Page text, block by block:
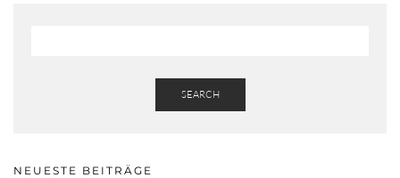
SEARCH
NEUESTE BEITRÄGE